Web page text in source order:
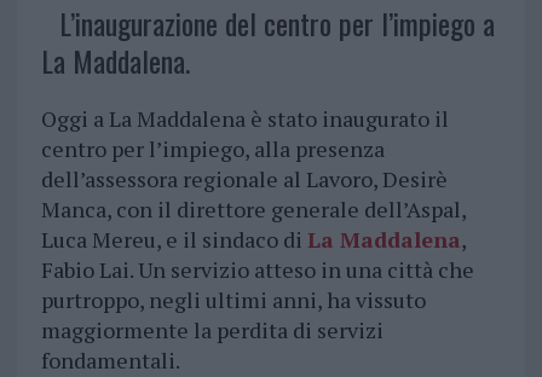
L’inaugurazione del centro per l’impiego a
La Maddalena.
Oggi a La Maddalena è stato inaugurato il
centro per l’impiego, alla presenza
dell’assessora regionale al Lavoro, Desirè
Manca, con il direttore generale dell’Aspal,
Luca Mereu, e il sindaco di La Maddalena,
Fabio Lai. Un servizio atteso in una città che
purtroppo, negli ultimi anni, ha vissuto
maggiormente la perdita di servizi
fondamentali.